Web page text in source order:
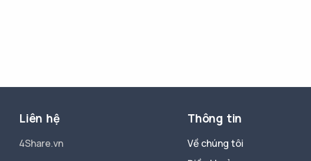
Liên hệ
4Share.vn
Thông tin
Về chúng tôi